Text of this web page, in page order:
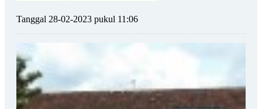
Tanggal 28-02-2023 pukul 11:06